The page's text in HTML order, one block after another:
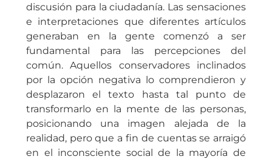
discusión para la ciudadanía. Las sensaciones
e interpretaciones que diferentes artículos
generaban en la gente comenzó a ser
fundamental para las percepciones del
común. Aquellos conservadores inclinados
por la opción negativa lo comprendieron y
desplazaron el texto hasta tal punto de
transformarlo en la mente de las personas,
posicionando una imagen alejada de la
realidad, pero que a fin de cuentas se arraigó
en el inconsciente social de la mayoría de